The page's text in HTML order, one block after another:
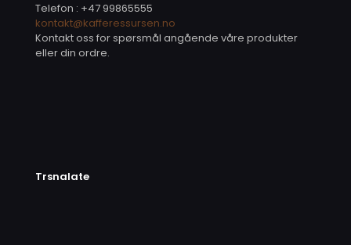
Telefon : +47 99865555
kontakt@kafferessursen.no
Kontakt oss for spørsmål angående våre produkter
eller din ordre.
Trsnalate